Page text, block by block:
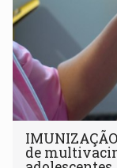
de